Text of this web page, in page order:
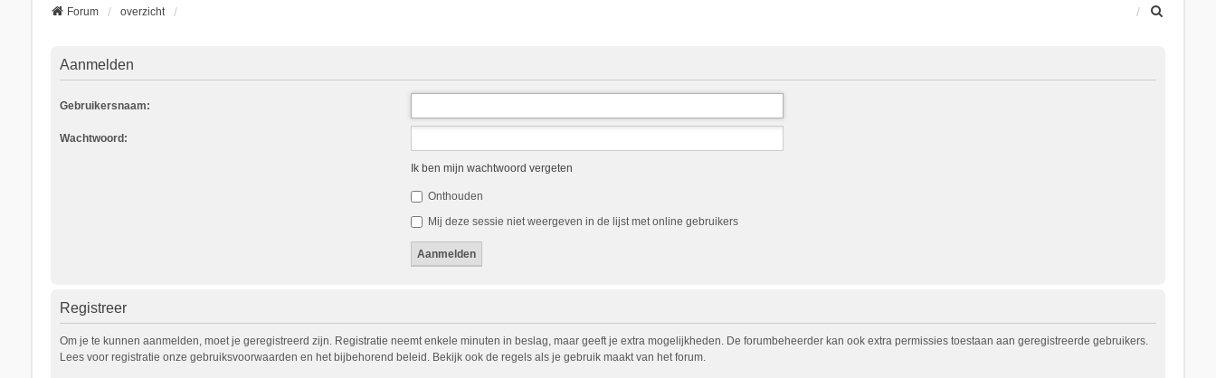
Forum overzicht
Aanmelden
Gebruikersnaam:
Wachtwoord:
Ik ben mijn wachtwoord vergeten
Onthouden
Mij deze sessie niet weergeven in de lijst met online gebruikers
Registreer
Om je te kunnen aanmelden, moet je geregistreerd zijn. Registratie neemt enkele minuten in beslag, maar geeft je extra mogelijkheden. De forumbeheerder kan ook extra permissies toestaan aan geregistreerde gebruikers.
Lees voor registratie onze gebruiksvoorwaarden en het bijbehorend beleid. Bekijk ook de regels als je gebruik maakt van het forum.